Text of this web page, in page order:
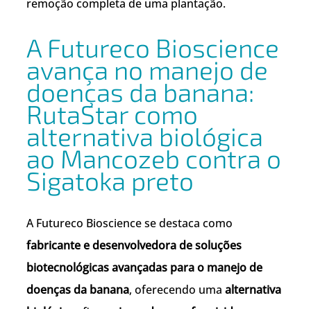
remoção completa de uma plantação.
A Futureco Bioscience
avança no manejo de
doenças da banana:
RutaStar como
alternativa biológica
ao Mancozeb contra o
Sigatoka preto
A Futureco Bioscience se destaca como
fabricante e desenvolvedora de soluções
biotecnológicas avançadas para o manejo de
doenças da banana, oferecendo umaalternativa